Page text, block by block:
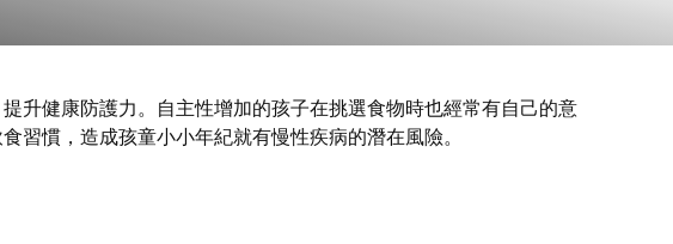
健康防護力。自主性增加的孩子在挑選食物時也經常有自己的意
習慣，造成孩童小小年紀就有慢性疾病的潛在風險。